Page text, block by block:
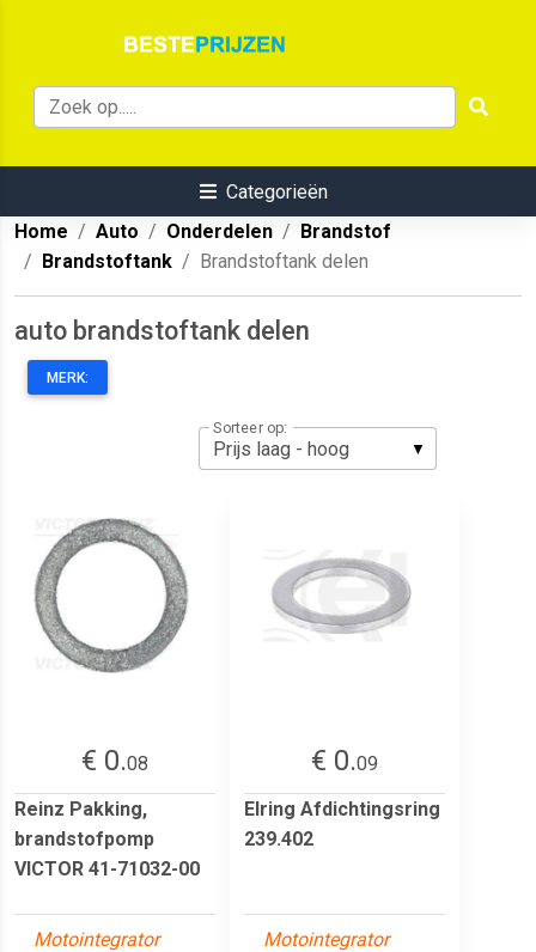
Categorieën
Home
Auto Onderdelen
Brandstof
Brandstoftank
Brandstoftank delen
auto brandstoftank delen
MERK:
Sorteer op:
€ 0.08
Reinz Pakking,
brandstofpomp
VICTOR 41-71032-00
Motointegrator
€ 0.09
Elring Afdichtingsring
239.402
Motointegrator